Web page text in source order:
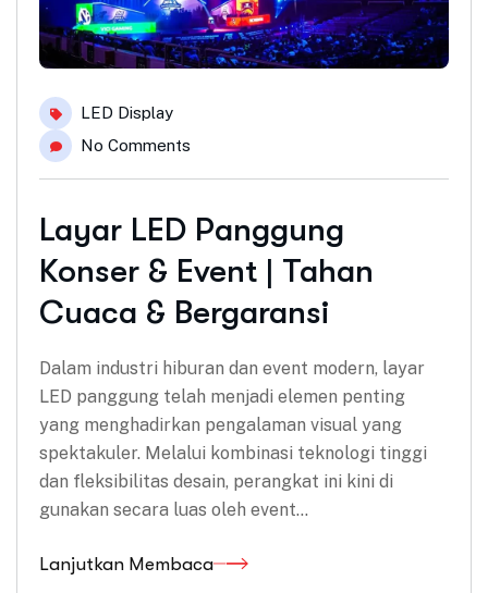
LED Display
No Comments
Layar LED Panggung
Konser & Event | Tahan
Cuaca & Bergaransi
Dalam industri hiburan dan event modern, layar
LED panggung telah menjadi elemen penting
yang menghadirkan pengalaman visual yang
spektakuler. Melalui kombinasi teknologi tinggi
dan fleksibilitas desain, perangkat ini kini di
gunakan secara luas oleh event…
Lanjutkan Membaca